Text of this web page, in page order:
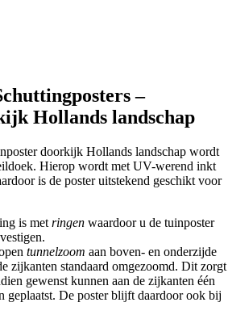
–
Hollands landschap
doorkijk Hollands landschap wordt
Hierop wordt met UV-werend inkt
is de poster uitstekend geschikt voor
is met ringen waardoor u de tuinposter
tunnelzoom aan boven- en onderzijde
zijkanten standaard omgezoomd. Dit zorgt
gewenst kunnen aan de zijkanten één
geplaatst. De poster blijft daardoor ook bij